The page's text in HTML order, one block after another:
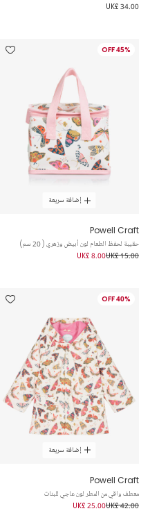
UK£ 34.00
45% OFF
إضافة سريعة
Powell Craft
حقيبة لحفظ الطعام لون أبيض وزهري ( 20 سم)
UK£ 15.00
UK£ 8.00
40% OFF
إضافة سريعة
Powell Craft
معطف واقي من المطر لون عاجي للبنات
UK£ 42.00
UK£ 25.00